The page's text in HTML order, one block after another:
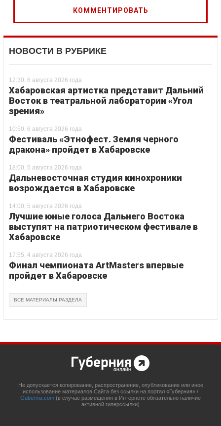
НОВОСТИ В РУБРИКЕ
12:30, 6 августа 2026 года
Хабаровская артистка представит Дальний
Восток в театральной лаборатории «Угол
зрения»
10:50, 6 августа 2026 года
Фестиваль «Этнофест. Земля черного
дракона» пройдет в Хабаровске
18:00, 5 августа 2026 года
Дальневосточная студия кинохроники
возрождается в Хабаровске
14:00, 5 августа 2026 года
Лучшие юные голоса Дальнего Востока
выступят на патриотическом фестивале в
Хабаровске
17:55, 4 августа 2026 года
Финал чемпионата ArtMasters впервые
пройдет в Хабаровске
ВСЕ МАТЕРИАЛЫ РАЗДЕЛА
Не допускается копирование, распространение, опубликование или иное
использование материалов Сайта без ссылки на портал «Губерния» /
Gubernia.com (в случае размещения в Интернете обязательно наличие
активной гиперссылки)